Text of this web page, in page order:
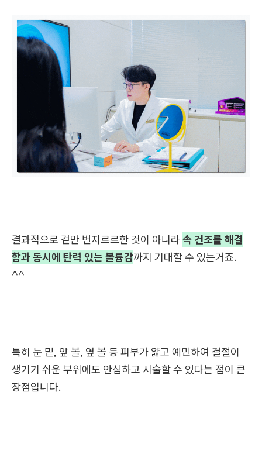
결과적으로 겉만 번지르르한 것이 아니라속 건조를 해결
함과 동시에 탄력 있는 볼륨감까지 기대할 수 있는거죠.
^^
특히 눈 밑, 앞 볼, 옆 볼 등 피부가 얇고 예민하여 결절이
생기기 쉬운 부위에도 안심하고 시술할 수 있다는 점이 큰
장점입니다.